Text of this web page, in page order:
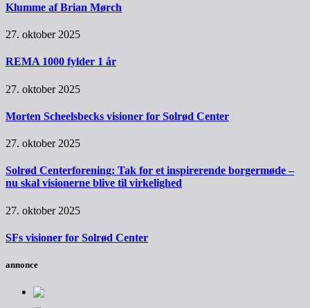
Klumme af Brian Mørch
27. oktober 2025
REMA 1000 fylder 1 år
27. oktober 2025
Morten Scheelsbecks visioner for Solrød Center
27. oktober 2025
Solrød Centerforening: Tak for et inspirerende borgermøde –
nu skal visionerne blive til virkelighed
27. oktober 2025
SFs visioner for Solrød Center
annonce